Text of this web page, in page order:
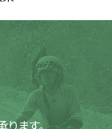
ます。